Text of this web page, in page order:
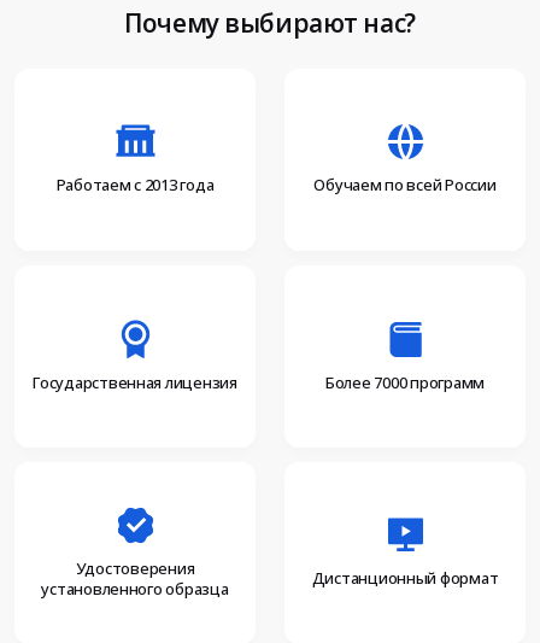
Почему выбирают нас?
Работаем с 2013 года Обучаем по всей России
Государственная лицензия Более 7000 программ
Удостоверения
установленного образца
Дистанционный формат